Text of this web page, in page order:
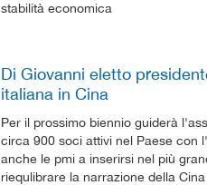
stabilità economica
Di Giovanni eletto
italiana in Cina
Per il prossimo biennio guiderà
circa 900 soci attivi nel Paese con
anche le pmi a inserirsi nel più
riequlibrare la narrazione della